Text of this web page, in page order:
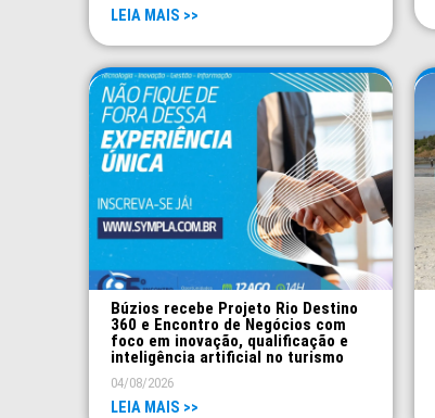
LEIA MAIS >>
Búzios recebe Projeto Rio Destino
360 e Encontro de Negócios com
foco em inovação, qualificação e
inteligência artificial no turismo
04/08/2026
LEIA MAIS >>